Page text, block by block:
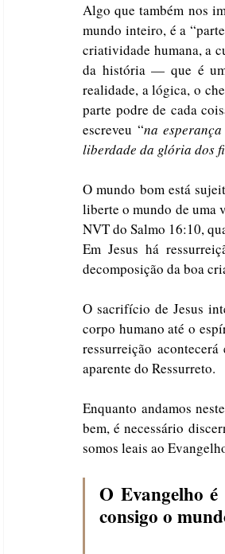
Algo que também nos
mundo inteiro, é a
criatividade humana, a
da história — que é
realidade, a lógica, o
parte podre de cada
escreveu “na
liberdade da glória dos
O mundo bom está
liberte o mundo de uma
NVT do Salmo 16:10,
Em Jesus há
decomposição da boa
O sacrifício de Jesus
corpo humano até o
ressurreição
aparente do Ressurreto.
Enquanto andamos
bem, é necessário
somos leais ao
O Evangelho
consigo o